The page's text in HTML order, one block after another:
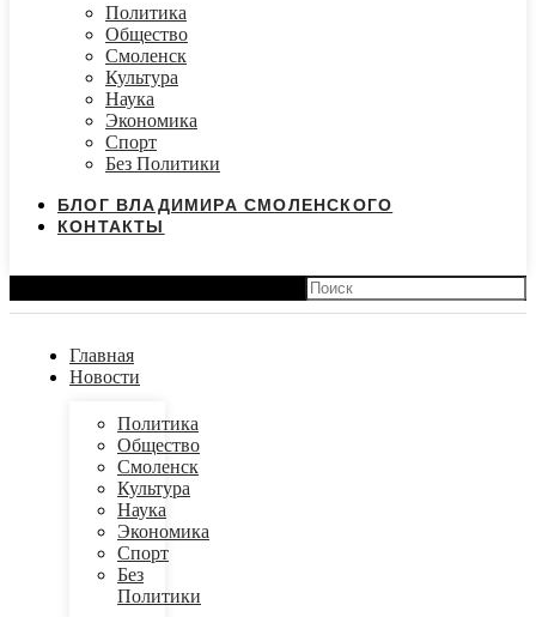
Политика
Общество
Смоленск
Культура
Наука
Экономика
Спорт
Без Политики
БЛОГ ВЛАДИМИРА СМОЛЕНСКОГО
КОНТАКТЫ
Главная
Новости
Политика
Общество
Смоленск
Культура
Наука
Экономика
Спорт
Без
Политики